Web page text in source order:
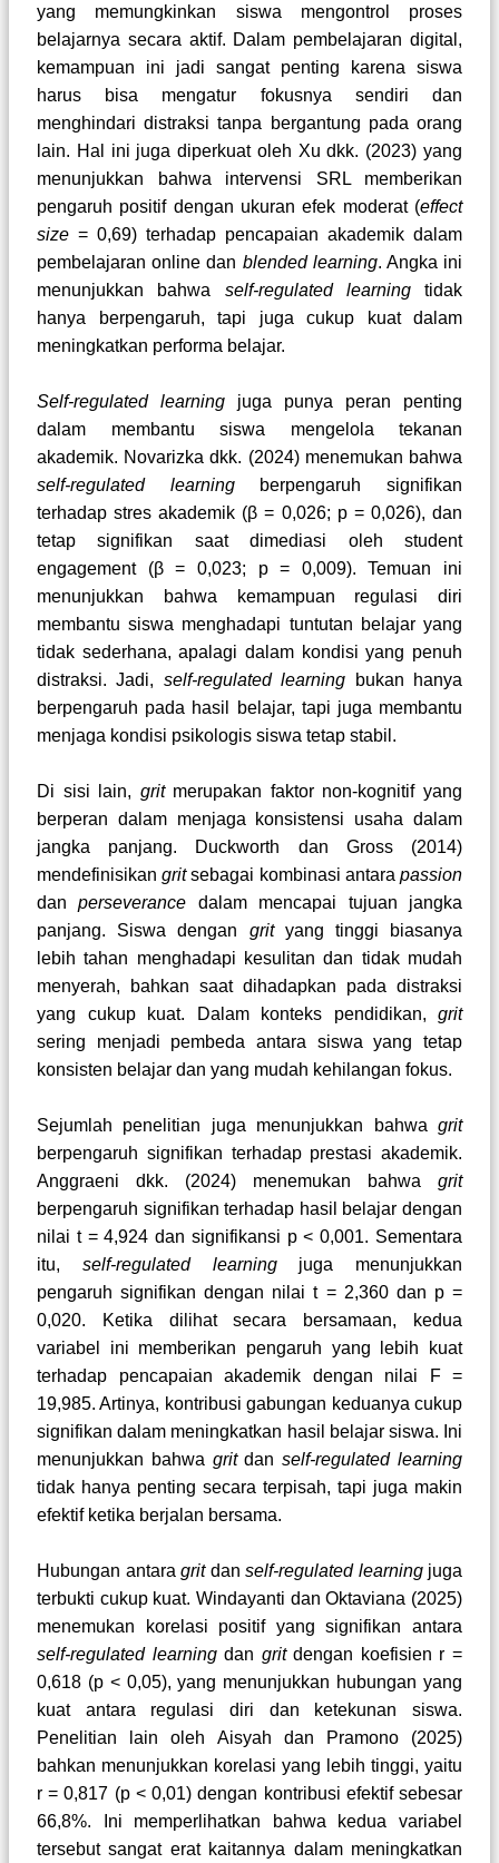
yang memungkinkan siswa mengontrol proses
belajarnya secara aktif. Dalam pembelajaran digital,
kemampuan ini jadi sangat penting karena siswa
harus bisa mengatur fokusnya sendiri dan
menghindari distraksi tanpa bergantung pada orang
lain. Hal ini juga diperkuat oleh Xu dkk. (2023) yang
menunjukkan bahwa intervensi SRL memberikan
pengaruh positif dengan ukuran efek moderat (effect
size = 0,69) terhadap pencapaian akademik dalam
pembelajaran online dan blended learning. Angka ini
menunjukkan bahwa self-regulated learningtidak
hanya berpengaruh, tapi juga cukup kuat dalam
meningkatkan performa belajar.
Self-regulated learning juga punya peran penting
dalam membantu siswa mengelola tekanan
akademik. Novarizka dkk. (2024) menemukan bahwa
self-regulated learningberpengaruh signifikan
terhadap stres akademik (β = 0,026; p = 0,026), dan
tetap signifikan saat dimediasi oleh student
engagement (β = 0,023; p = 0,009). Temuan ini
menunjukkan bahwa kemampuan regulasi diri
membantu siswa menghadapi tuntutan belajar yang
tidak sederhana, apalagi dalam kondisi yang penuh
distraksi. Jadi, self-regulated learning bukan hanya
berpengaruh pada hasil belajar, tapi juga membantu
menjaga kondisi psikologis siswa tetap stabil.
Di sisi lain, gritmerupakan faktor non-kognitif yang
berperan dalam menjaga konsistensi usaha dalam
jangka panjang. Duckworth dan Gross (2014)
mendefinisikangritsebagai kombinasi antarapassion
danperseverance dalam mencapai tujuan jangka
panjang. Siswa dengan grityang tinggi biasanya
lebih tahan menghadapi kesulitan dan tidak mudah
menyerah, bahkan saat dihadapkan pada distraksi
yang cukup kuat. Dalam konteks pendidikan, grit
sering menjadi pembeda antara siswa yang tetap
konsisten belajar dan yang mudah kehilangan fokus.
Sejumlah penelitian juga menunjukkan bahwa grit
berpengaruh signifikan terhadap prestasi akademik.
Anggraeni dkk. (2024) menemukan bahwa grit
berpengaruh signifikan terhadap hasil belajar dengan
nilai t = 4,924 dan signifikansi p < 0,001. Sementara
itu, self-regulated learningjuga menunjukkan
pengaruh signifikan dengan nilai t = 2,360 dan p =
0,020. Ketika dilihat secara bersamaan, kedua
variabel ini memberikan pengaruh yang lebih kuat
terhadap pencapaian akademik dengan nilai F =
19,985. Artinya, kontribusi gabungan keduanya cukup
signifikan dalam meningkatkan hasil belajar siswa. Ini
menunjukkan bahwa gritdanself-regulated learning
tidak hanya penting secara terpisah, tapi juga makin
efektif ketika berjalan bersama.
Hubungan antara gritdan self-regulated learningjuga
terbukti cukup kuat. Windayanti dan Oktaviana (2025)
menemukan korelasi positif yang signifikan antara
self-regulated learningdan gritdengan koefisien r =
0,618 (p < 0,05), yang menunjukkan hubungan yang
kuat antara regulasi diri dan ketekunan siswa.
Penelitian lain oleh Aisyah dan Pramono (2025)
bahkan menunjukkan korelasi yang lebih tinggi, yaitu
r = 0,817 (p < 0,01) dengan kontribusi efektif sebesar
66,8%. Ini memperlihatkan bahwa kedua variabel
tersebut sangat erat kaitannya dalam meningkatkan